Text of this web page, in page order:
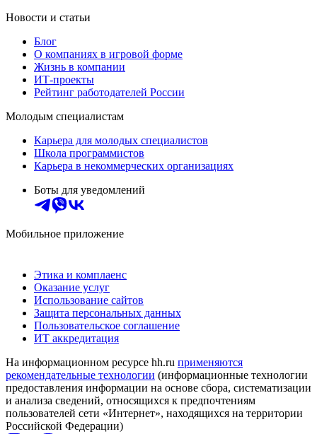
Новости и статьи
Блог
О компаниях в игровой форме
Жизнь в компании
ИТ-проекты
Рейтинг работодателей России
Молодым специалистам
Карьера для молодых специалистов
Школа программистов
Карьера в некоммерческих организациях
Боты для уведомлений
Мобильное приложение
Этика и комплаенс
Оказание услуг
Использование сайтов
Защита персональных данных
Пользовательское соглашение
ИТ аккредитация
На информационном ресурсе hh.ru применяются
рекомендательные технологии (информационные технологии
предоставления информации на основе сбора, систематизации
и анализа сведений, относящихся к предпочтениям
пользователей сети «Интернет», находящихся на территории
Российской Федерации)